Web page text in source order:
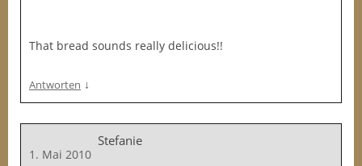
That bread sounds really delicious!!
Antworten ↓
Stefanie
1. Mai 2010